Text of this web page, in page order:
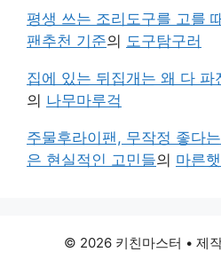
평생 쓰는 조리도구를 고를
팬추천 기준의 도구탐구러
집에 있는 뒤집개는 왜 다
의 나무마루걱
주물후라이팬, 무작정 좋다
은 현실적인 고민들의 마른
© 2026 키친마스터 • 제